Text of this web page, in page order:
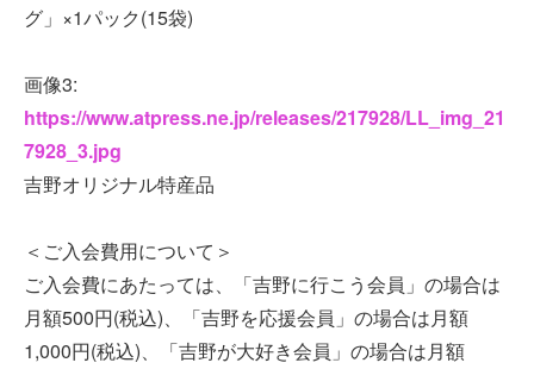
グ」×1パック(15袋)
画像3:
https://www.atpress.ne.jp/releases/217928/LL_img_21
7928_3.jpg
吉野オリジナル特産品
＜ご入会費用について＞
ご入会費にあたっては、「吉野に行こう会員」の場合は
月額500円(税込)、「吉野を応援会員」の場合は月額
1,000円(税込)、「吉野が大好き会員」の場合は月額